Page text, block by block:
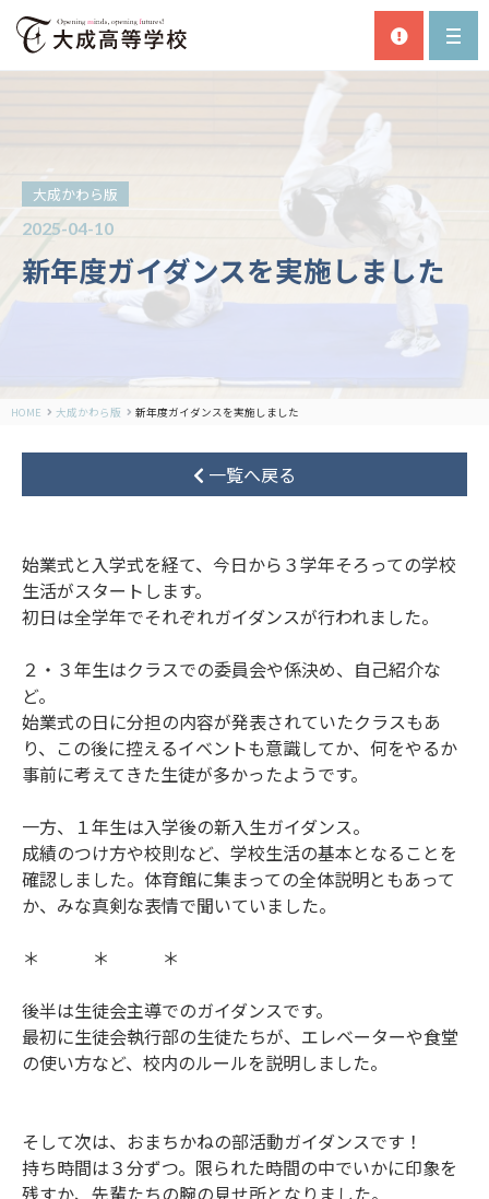
大成かわら版
2025-04-10
新年度ガイダンスを実施しました
HOME 大成かわら版 新年度ガイダンスを実施しました
一覧へ戻る
始業式と入学式を経て、今日から３学年そろっての学校
生活がスタートします。
初日は全学年でそれぞれガイダンスが行われました。
２・３年生はクラスでの委員会や係決め、自己紹介な
ど。
始業式の日に分担の内容が発表されていたクラスもあ
り、この後に控えるイベントも意識してか、何をやるか
事前に考えてきた生徒が多かったようです。
一方、１年生は入学後の新入生ガイダンス。
成績のつけ方や校則など、学校生活の基本となることを
確認しました。体育館に集まっての全体説明ともあって
か、みな真剣な表情で聞いていました。
＊ ＊ ＊
後半は生徒会主導でのガイダンスです。
最初に生徒会執行部の生徒たちが、エレベーターや食堂
の使い方など、校内のルールを説明しました。
そして次は、おまちかねの部活動ガイダンスです！
持ち時間は３分ずつ。限られた時間の中でいかに印象を
残すか、先輩たちの腕の見せ所となりました。